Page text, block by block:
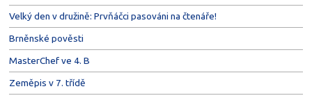
Velký den v družině: Prvňáčci pasováni na čtenáře!
Brněnské pověsti
MasterChef ve 4. B
Zeměpis v 7. třídě